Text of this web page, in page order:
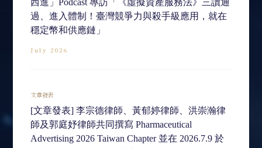
西進」Podcast 專訪「《虛擬資產服務法》三讀通
過、進入體制！臺灣競爭力與殺手級應用，就在
穩定幣和供應鏈」
July 2026
文章發表
[文章發表] 李宗德律師、黃郁婷律師、洪崇瀚律
師及郭庭妤律師共同撰寫 Pharmaceutical
Advertising 2026 Taiwan Chapter 並在 2026.7.9 於